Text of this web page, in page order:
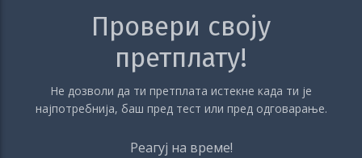
Провери своју
претплату!
Не дозволи да ти претплата истекне када ти је
најпотребнија, баш пред тест или пред одговарање.
Реагуј на време!